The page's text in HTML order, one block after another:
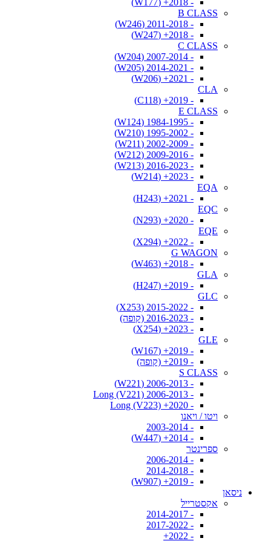
- 2018+ (W177)
B CLASS
- 2011-2018 (W246)
- 2018+ (W247)
C CLASS
- 2007-2014 (W204)
- 2014-2021 (W205)
- 2021+ (W206)
CLA
- 2019+ (C118)
E CLASS
- 1984-1995 (W124)
- 1995-2002 (W210)
- 2002-2009 (W211)
- 2009-2016 (W212)
- 2016-2023 (W213)
- 2023+ (W214)
EQA
- 2021+ (H243)
EQC
- 2020+ (N293)
EQE
- 2022+ (X294)
G WAGON
- 2018+ (W463)
GLA
- 2019+ (H247)
GLC
- 2015-2022 (X253)
- 2016-2023 (קופה)
- 2023+ (X254)
GLE
- 2019+ (W167)
- 2019+ (קופה)
S CLASS
- 2006-2013 (W221)
- 2006-2013 Long (V221)
- 2020+ Long (V223)
ויטו / ויאנו
- 2003-2014
- 2014+ (W447)
ספרינטר
- 2006-2014
- 2014-2018
- 2019+ (W907)
ניסאן
אקסטרייל
- 2014-2017
- 2017-2022
- 2022+